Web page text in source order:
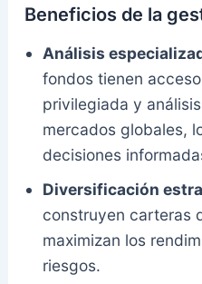
Beneficios de la
Análisis
fondos tienen
privilegiada y
mercados globales,
decisiones
Diversificación
construyen carteras
maximizan los
riesgos.